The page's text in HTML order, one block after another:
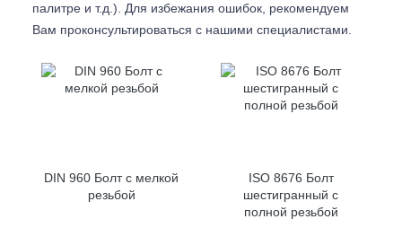
палитре и т.д.). Для избежания ошибок, рекомендуем
Вам проконсультироваться с нашими специалистами.
DIN 960 Болт с мелкой
резьбой
ISO 8676 Болт
шестигранный с
полной резьбой